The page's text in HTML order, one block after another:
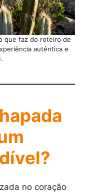
que faz do roteiro de
autêntica e
no coração